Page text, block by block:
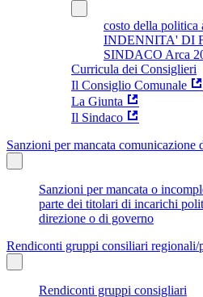
costo della politica
INDENNITA' DI
SINDACO Arca
Curricula dei Consiglieri
Il Consiglio Comunale
La Giunta
Il Sindaco
Sanzioni per mancata comunicazione
Sanzioni per mancata o
parte dei titolari di incarichi
direzione o di governo
Rendiconti gruppi consiliari regionali/
Rendiconti gruppi consigliari